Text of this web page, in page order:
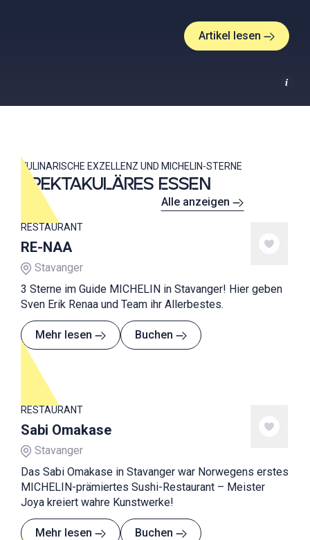
Artikel lesen
KULINARISCHE EXZELLENZ UND MICHELIN-STERNE
SPEKTAKULÄRES ESSEN
Alle anzeigen
RESTAURANT
RE-NAA
Stavanger
3 Sterne im Guide MICHELIN in Stavanger! Hier geben
Sven Erik Renaa und Team ihr Allerbestes.
Mehr lesen Buchen
RESTAURANT
Sabi Omakase
Stavanger
Das Sabi Omakase in Stavanger war Norwegens erstes
MICHELIN-prämiertes Sushi-Restaurant – Meister
Joya kreiert wahre Kunstwerke!
Mehr lesen Buchen